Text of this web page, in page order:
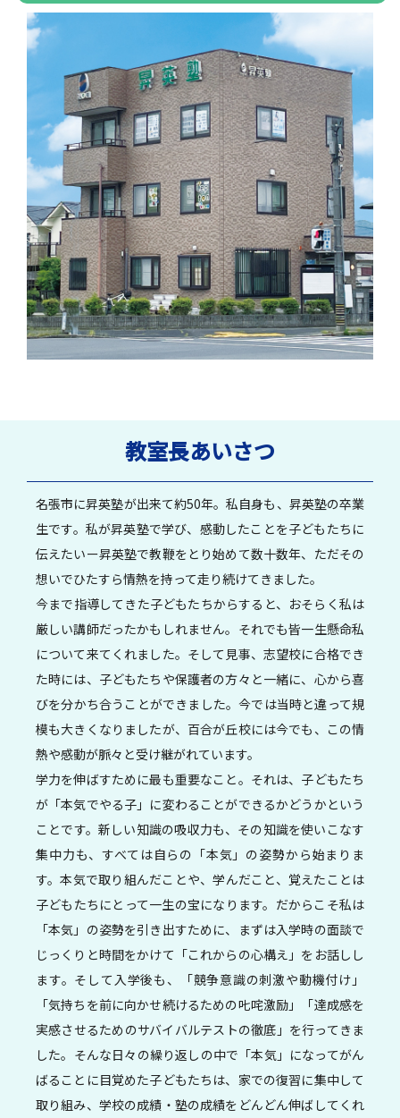
教室長あいさつ
名張市に昇英塾が出来て約50年。私自身も、昇英塾の卒業
生です。私が昇英塾で学び、感動したことを子どもたちに
伝えたいー昇英塾で教鞭をとり始めて数十数年、ただその
想いでひたすら情熱を持って走り続けてきました。
今まで指導してきた子どもたちからすると、おそらく私は
厳しい講師だったかもしれません。それでも皆一生懸命私
について来てくれました。そして見事、志望校に合格でき
た時には、子どもたちや保護者の方々と一緒に、心から喜
びを分かち合うことができました。今では当時と違って規
模も大きくなりましたが、百合が丘校には今でも、この情
熱や感動が脈々と受け継がれています。
学力を伸ばすために最も重要なこと。それは、子どもたち
が「本気でやる子」に変わることができるかどうかという
ことです。新しい知識の吸収力も、その知識を使いこなす
集中力も、すべては自らの「本気」の姿勢から始まりま
す。本気で取り組んだことや、学んだこと、覚えたことは
子どもたちにとって一生の宝になります。だからこそ私は
「本気」の姿勢を引き出すために、まずは入学時の面談で
じっくりと時間をかけて「これからの心構え」をお話しし
ます。そして入学後も、「競争意識の刺激や動機付け」
「気持ちを前に向かせ続けるための𠮟咤激励」「達成感を
実感させるためのサバイバルテストの徹底」を行ってきま
した。そんな日々の繰り返しの中で「本気」になってがん
ばることに目覚めた子どもたちは、家での復習に集中して
取り組み、学校の成績・塾の成績をどんどん伸ばしてくれ